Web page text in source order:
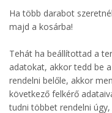
Ha több darabot
majd a kosárba!
Tehát ha beállítottad a
adatokat, akkor tedd be
rendelni belőle, akkor
következő felkérő
tudni többet rendelni